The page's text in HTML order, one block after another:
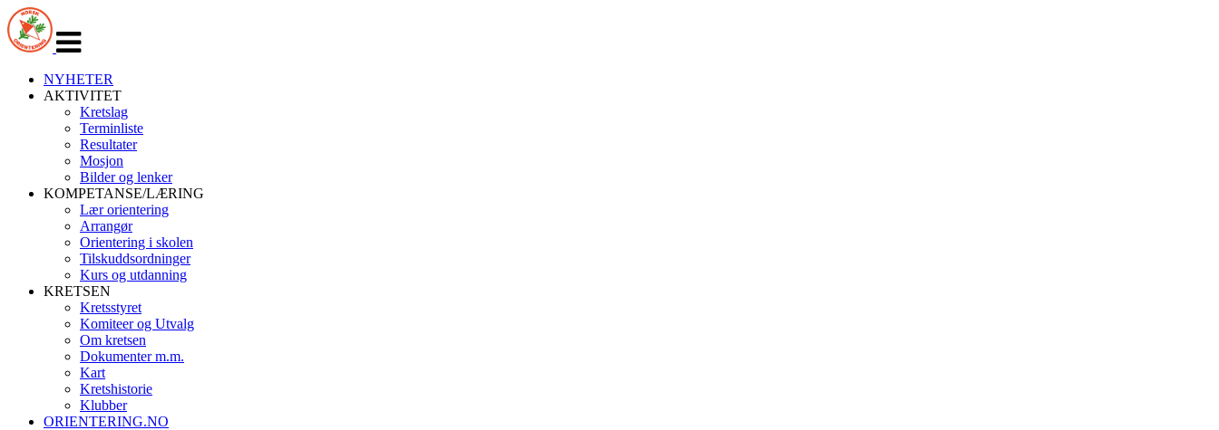
navigasjon
NYHETER
AKTIVITET
Kretslag
Terminliste
Resultater
Mosjon
Bilder og lenker
KOMPETANSE/LÆRING
Lær orientering
Arrangør
Orientering i skolen
Tilskuddsordninger
Kurs og utdanning
KRETSEN
Kretsstyret
Komiteer og Utvalg
Om kretsen
Dokumenter m.m.
Kart
Kretshistorie
Klubber
ORIENTERING.NO